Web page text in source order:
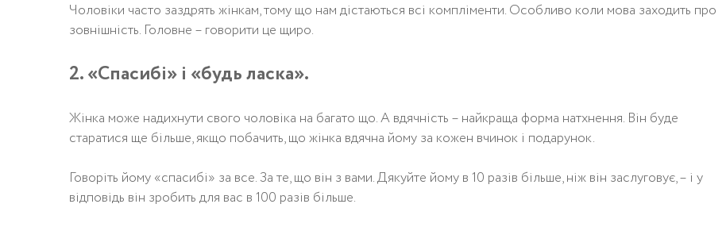
Чоловіки часто заздрять жінкам, тому що нам дістаються всі компліменти. Особливо коли мова заходить про
зовнішність. Головне – говорити це щиро.
2. «Спасибі» і «будь ласка».
Жінка може надихнути свого чоловіка на багато що. А вдячність – найкраща форма натхнення. Він буде
старатися ще більше, якщо побачить, що жінка вдячна йому за кожен вчинок і подарунок.
Говоріть йому «спасибі» за все. За те, що він з вами. Дякуйте йому в 10 разів більше, ніж він заслуговує, – і у
відповідь він зробить для вас в 100 разів більше.